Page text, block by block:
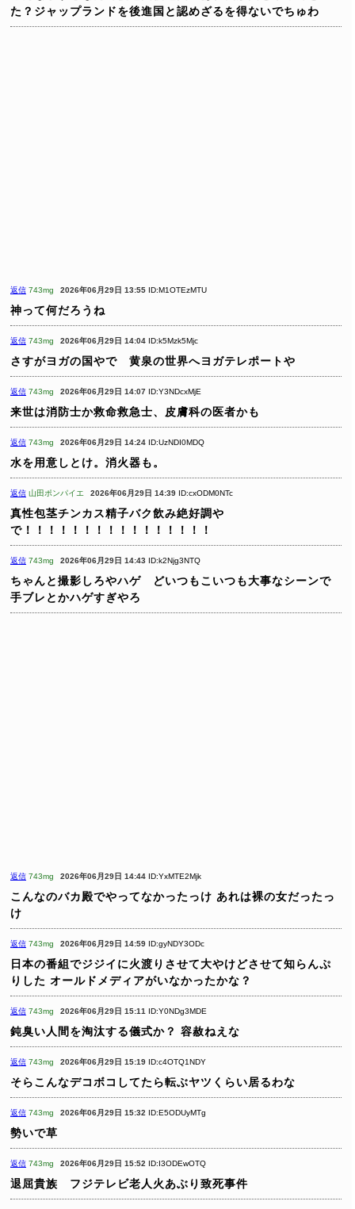
た？ジャップランドを後進国と認めざるを得ないでちゅわ
返信 743mg 2026年06月29日 13:55 ID:M1OTEzMTU
神って何だろうね
返信 743mg 2026年06月29日 14:04 ID:k5Mzk5Mjc
さすがヨガの国やで 黄泉の世界へヨガテレポートや
返信 743mg 2026年06月29日 14:07 ID:Y3NDcxMjE
来世は消防士か救命救急士、皮膚科の医者かも
返信 743mg 2026年06月29日 14:24 ID:UzNDI0MDQ
水を用意しとけ。消火器も。
返信 山田ポンパイエ 2026年06月29日 14:39 ID:cxODM0NTc
真性包茎チンカス精子バク飲み絶好調や
で！！！！！！！！！！！！！！！！
返信 743mg 2026年06月29日 14:43 ID:k2Njg3NTQ
ちゃんと撮影しろやハゲ どいつもこいつも大事なシーンで
手ブレとかハゲすぎやろ
返信 743mg 2026年06月29日 14:44 ID:YxMTE2Mjk
こんなのバカ殿でやってなかったっけ あれは裸の女だったっ
け
返信 743mg 2026年06月29日 14:59 ID:gyNDY3ODc
日本の番組でジジイに火渡りさせて大やけどさせて知らんぷ
りした オールドメディアがいなかったかな？
返信 743mg 2026年06月29日 15:11 ID:Y0NDg3MDE
鈍臭い人間を淘汰する儀式か？ 容赦ねえな
返信 743mg 2026年06月29日 15:19 ID:c4OTQ1NDY
そらこんなデコボコしてたら転ぶヤツくらい居るわな
返信 743mg 2026年06月29日 15:32 ID:E5ODUyMTg
勢いで草
返信 743mg 2026年06月29日 15:52 ID:I3ODEwOTQ
退屈貴族 フジテレビ老人火あぶり致死事件